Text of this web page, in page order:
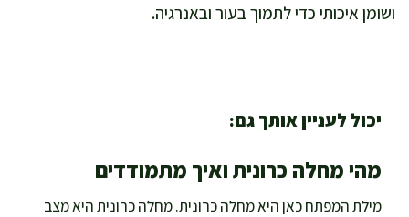
ושומן איכותי כדי לתמוך בעור ובאנרגיה.
יכול לעניין אותך גם:
מהי מחלה כרונית ואיך מתמודדים
מילת המפתח כאן היא מחלה כרונית. מחלה כרונית היא מצב